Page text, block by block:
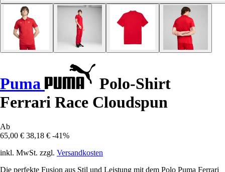
Puma
Polo-Shirt
Ferrari Race Cloudspun
Ab
65,00 € 38,18 € -41%
inkl. MwSt. zzgl. Versandkosten
Die perfekte Fusion aus Stil und Leistung mit dem Polo Puma Ferrari